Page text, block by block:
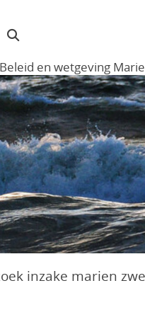
Beleid en wetgeving
inzake marien